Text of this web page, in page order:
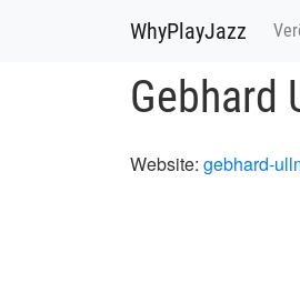
WhyPlayJazz
Gebhard
Website: gebhard-